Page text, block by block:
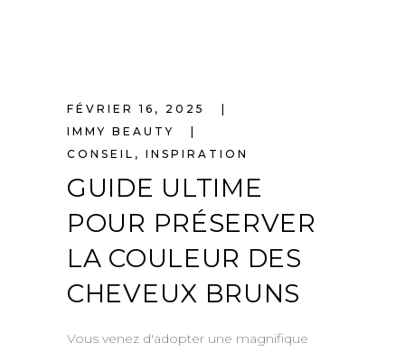
FÉVRIER 16, 2025
IMMY BEAUTY
CONSEIL , INSPIRATION
GUIDE ULTIME
POUR PRÉSERVER
LA COULEUR DES
CHEVEUX BRUNS
Vous venez d'adopter une magnifique